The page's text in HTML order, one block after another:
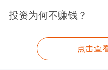
示，保险资金的强
体量”支撑，我国
过36万亿元，具
投资为何不赚钱？
点击查